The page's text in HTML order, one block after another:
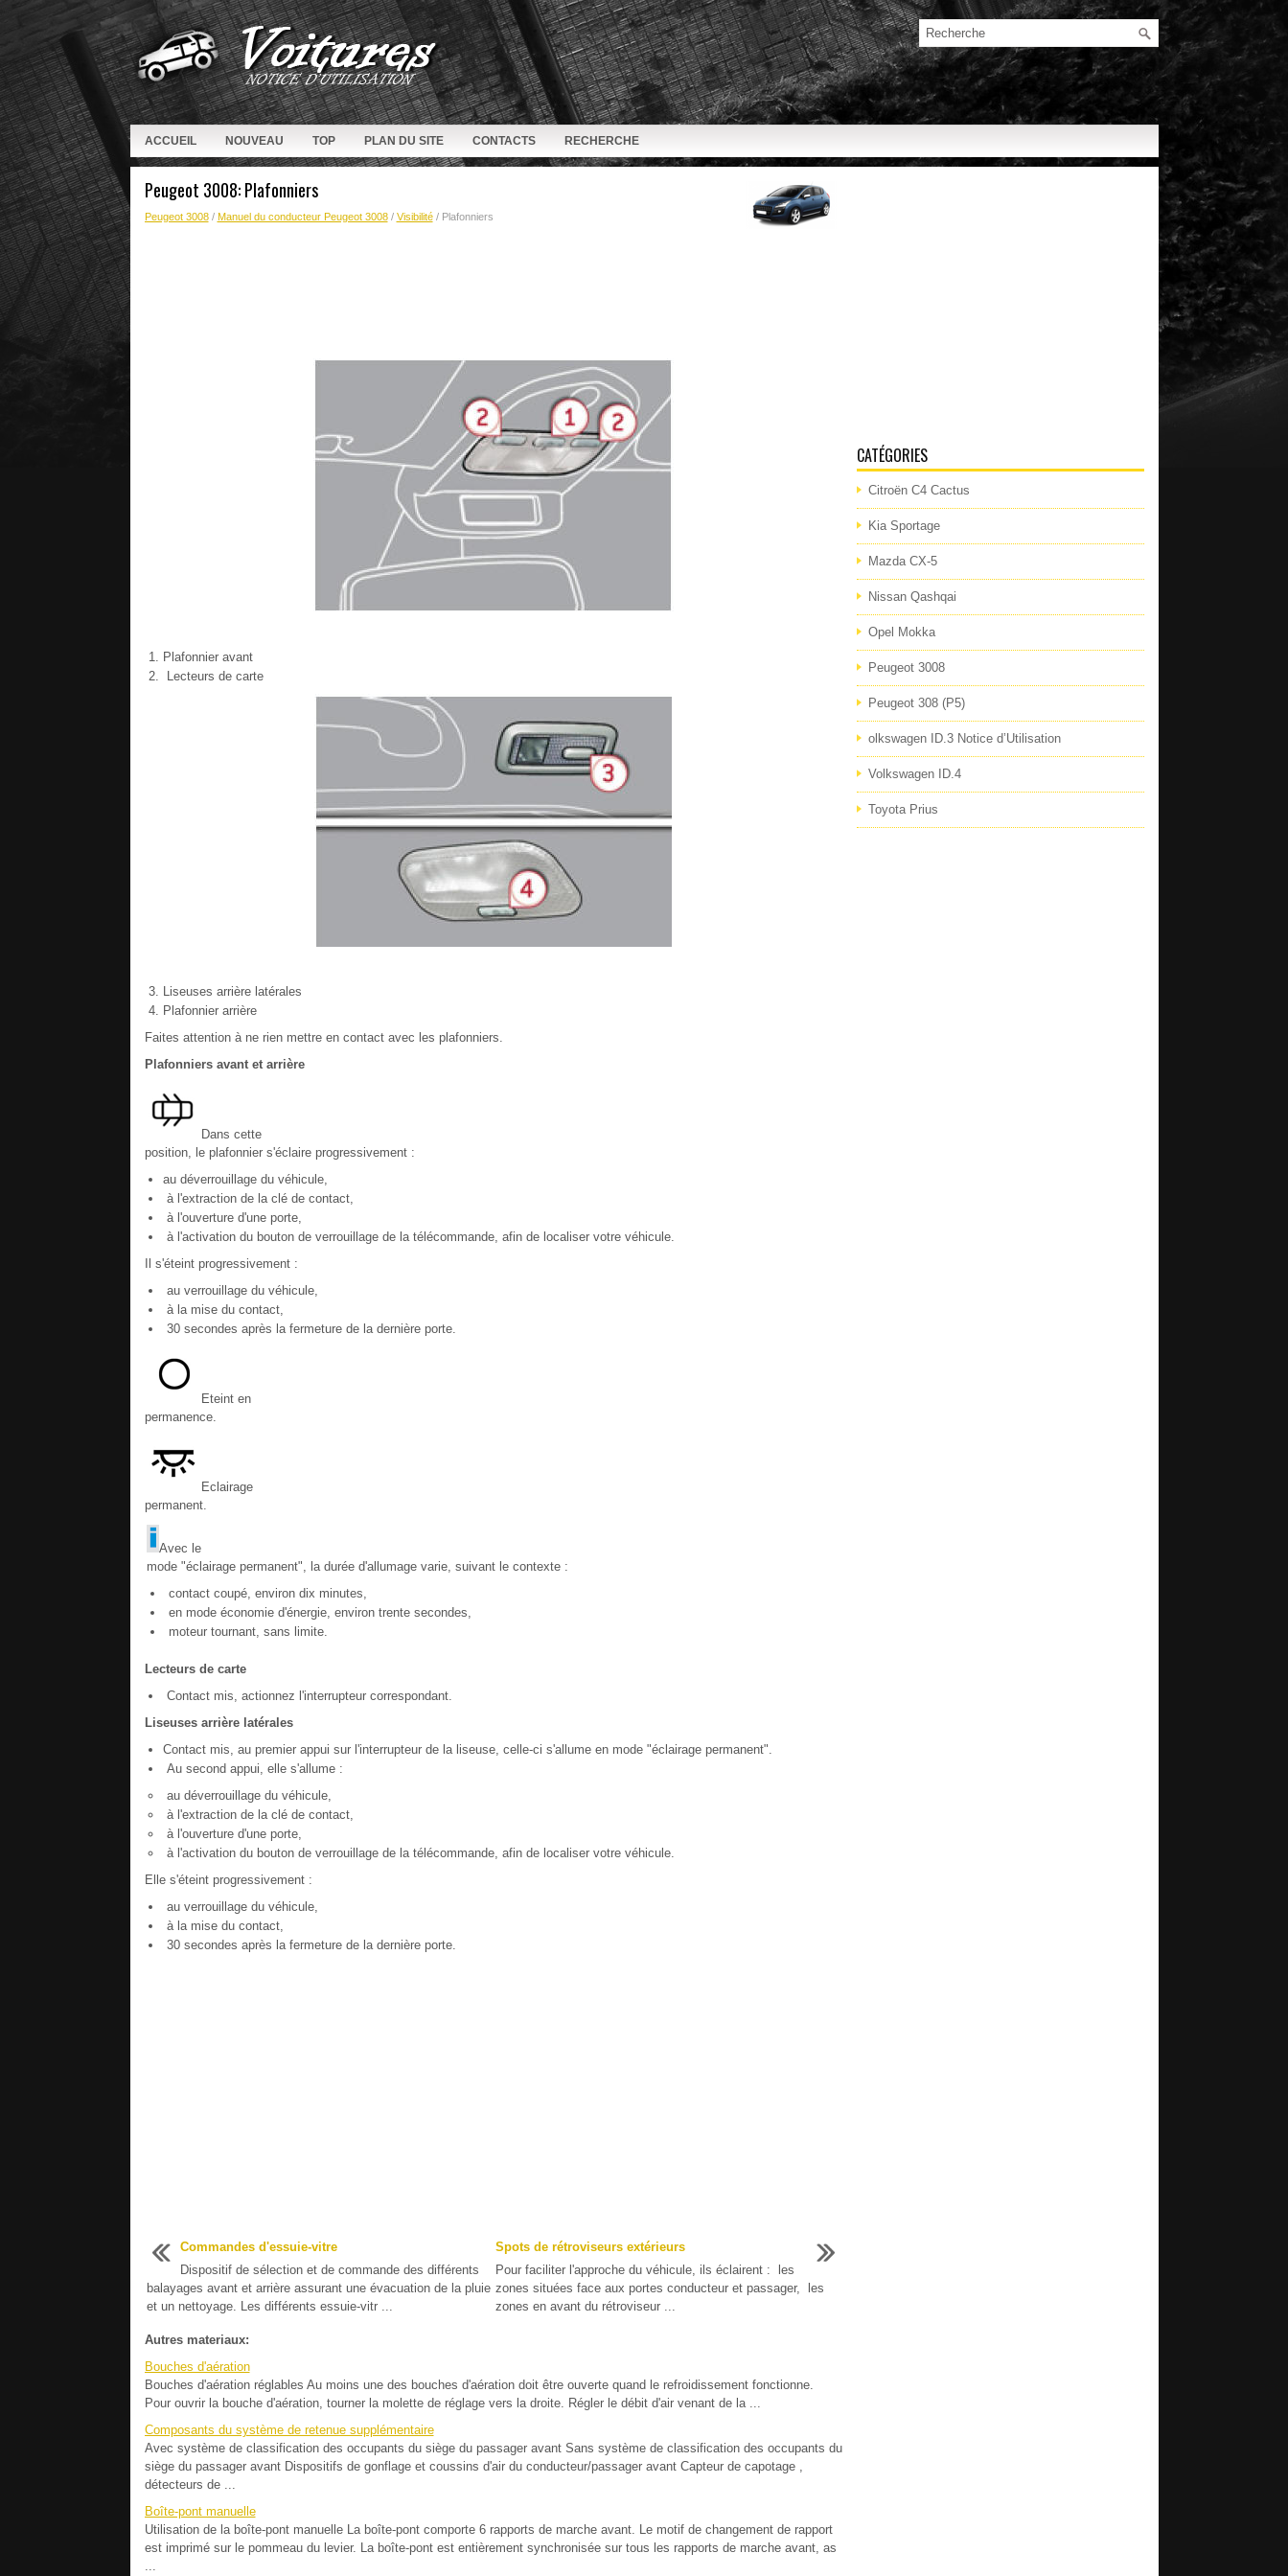
ACCUEIL NOUVEAU TOP PLAN DU SITE CONTACTS RECHERCHE
Peugeot 3008: Plafonniers
Peugeot 3008/ Manuel du conducteur Peugeot 3008/ Visibilité/ Plafonniers
Plafonnier avant
Lecteurs de carte
Liseuses arrière latérales
Plafonnier arrière
Faites attention à ne rien mettre en contact avec les plafonniers.
Plafonniers avant et arrière
Dans cette
position, le plafonnier s'éclaire progressivement :
au déverrouillage du véhicule,
à l'extraction de la clé de contact,
à l'ouverture d'une porte,
à l'activation du bouton de verrouillage de la télécommande, afin de localiser votre véhicule.
Il s'éteint progressivement :
au verrouillage du véhicule,
à la mise du contact,
30 secondes après la fermeture de la dernière porte.
Eteint en
permanence.
Eclairage
permanent.
Avec le
mode "éclairage permanent", la durée d'allumage varie, suivant le contexte :
contact coupé, environ dix minutes,
en mode économie d'énergie, environ trente secondes,
moteur tournant, sans limite.
Lecteurs de carte
Contact mis, actionnez l'interrupteur correspondant.
Liseuses arrière latérales
Contact mis, au premier appui sur l'interrupteur de la liseuse, celle-ci s'allume en mode "éclairage permanent".
Au second appui, elle s'allume :
au déverrouillage du véhicule,
à l'extraction de la clé de contact,
à l'ouverture d'une porte,
à l'activation du bouton de verrouillage de la télécommande, afin de localiser votre véhicule.
Elle s'éteint progressivement :
au verrouillage du véhicule,
à la mise du contact,
30 secondes après la fermeture de la dernière porte.
Commandes d'essuie-vitre
Dispositif de sélection et de commande des différents
balayages avant et arrière assurant une évacuation de la pluie
et un nettoyage. Les différents essuie-vitr ...
Spots de rétroviseurs extérieurs
Pour faciliter l'approche du véhicule, ils éclairent : les
zones situées face aux portes conducteur et passager, les
zones en avant du rétroviseur ...
Autres materiaux:
Bouches d'aération
Bouches d'aération réglables Au moins une des bouches d'aération doit être ouverte quand le refroidissement fonctionne.
Pour ouvrir la bouche d'aération, tourner la molette de réglage vers la droite. Régler le débit d'air venant de la ...
Composants du système de retenue supplémentaire
Avec système de classification des occupants du siège du passager avant Sans système de classification des occupants du
siège du passager avant Dispositifs de gonflage et coussins d'air du conducteur/passager avant Capteur de capotage ,
détecteurs de ...
Boîte-pont manuelle
Utilisation de la boîte-pont manuelle La boîte-pont comporte 6 rapports de marche avant. Le motif de changement de rapport
est imprimé sur le pommeau du levier. La boîte-pont est entièrement synchronisée sur tous les rapports de marche avant, as
...
CATÉGORIES
Citroën C4 Cactus
Kia Sportage
Mazda CX-5
Nissan Qashqai
Opel Mokka
Peugeot 3008
Peugeot 308 (P5)
olkswagen ID.3 Notice d’Utilisation
Volkswagen ID.4
Toyota Prius